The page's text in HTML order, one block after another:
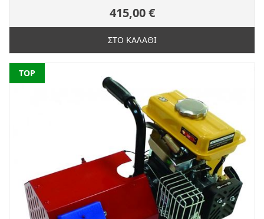
415,00 €
ΣΤΟ ΚΑΛΑΘΙ
NEW
TOP